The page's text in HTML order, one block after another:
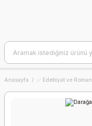
Anasayfa ✅ Edebiyat ve Roman